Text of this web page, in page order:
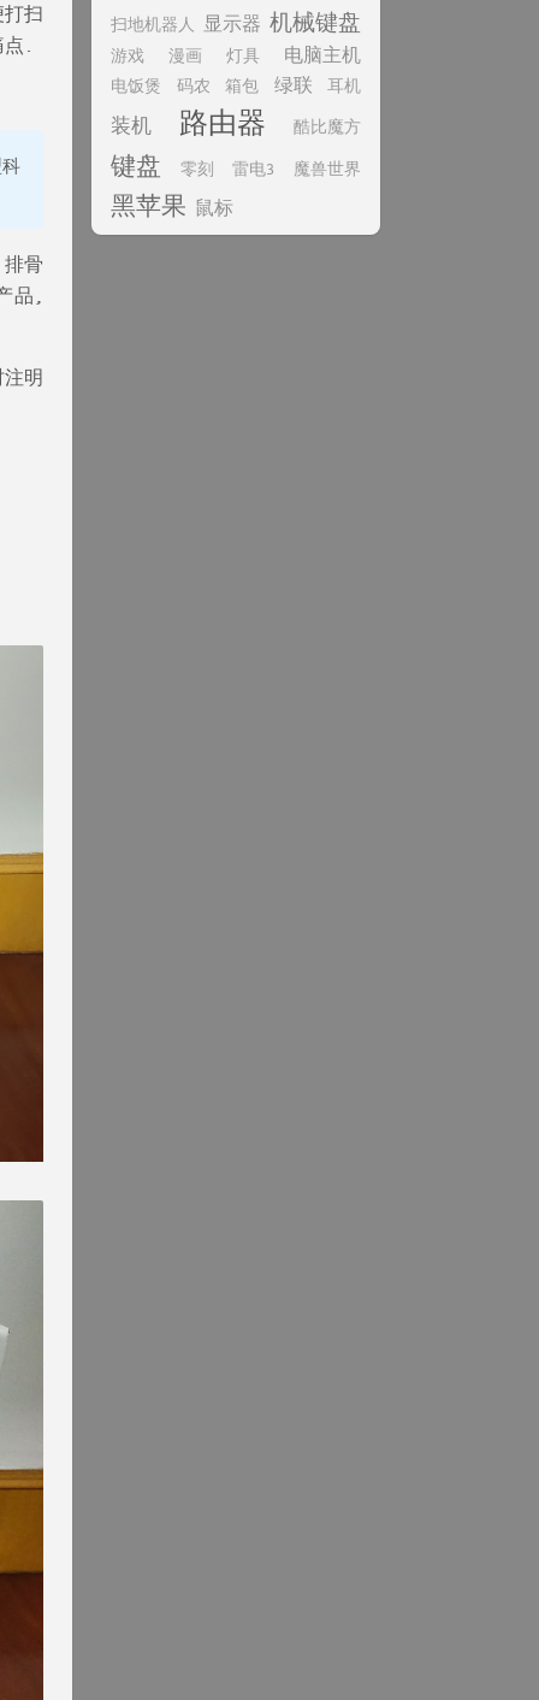
扫
.
骨
品,
明
扫地机器人
显示器 机械键盘
游戏 漫画 灯具 电脑主机
电饭煲 码农 箱包 绿联 耳机
装机 路由器 酷比魔方
键盘 零刻 雷电3 魔兽世界
黑苹果 鼠标